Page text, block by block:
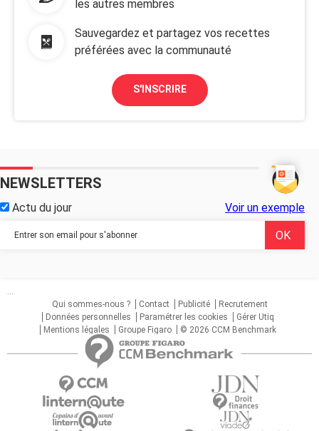
les autres membres
Sauvegardez et partagez vos recettes
préférées avec la communauté
S'INSCRIRE
NEWSLETTERS
Actu du jour Voir un exemple
...
Qui sommes-nous ?
Contact Publicité
Recrutement
Données personnelles
Paramétrer les cookies
Gérer Utiq
Mentions légales
Groupe Figaro © 2026 CCM Benchmark